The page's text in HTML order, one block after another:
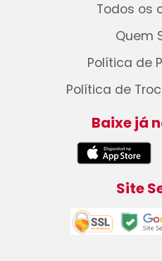
Todos os
Quem
Política de
Política de
Baixe já
Site